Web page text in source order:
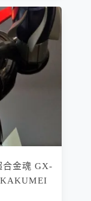
合金魂 GX-
KAKUMEI